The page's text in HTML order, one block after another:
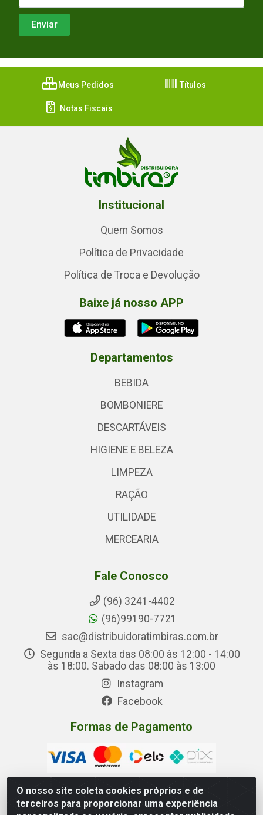
O nosso site coleta cookies próprios e de
terceiros para proporcionar uma experiência
Meus Pedidos Títulos
Notas Fiscais
Institucional
Quem Somos
Política de Privacidade
Política de Troca e Devolução
Baixe já nosso APP
Departamentos
BEBIDA
BOMBONIERE
DESCARTÁVEIS
HIGIENE E BELEZA
LIMPEZA
RAÇÃO
UTILIDADE
MERCEARIA
Fale Conosco
(96) 3241-4402
(96)99190-7721
sac@distribuidoratimbiras.com.br
Segunda a Sexta das 08:00 às 12:00 - 14:00
às 18:00. Sabado das 08:00 às 13:00
Instagram
Facebook
Formas de Pagamento
Distribuidora Timbiras - Rua Manoel Eudóxio Pereira,